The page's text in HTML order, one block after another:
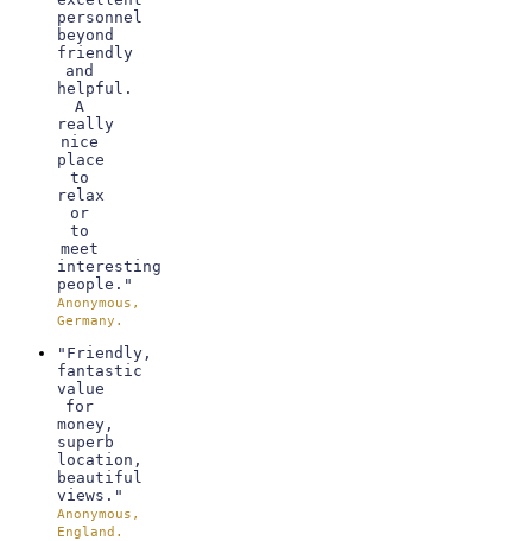
personnel
beyond
friendly
and
helpful.
A
really
nice
place
to
relax
or
to
meet
interesting
people."
Anonymous,
Germany.
"Friendly,
fantastic
value
for
money,
superb
location,
beautiful
views."
Anonymous,
England.